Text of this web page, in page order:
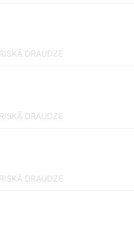
DRAUDZE
DRAUDZE
DRAUDZE